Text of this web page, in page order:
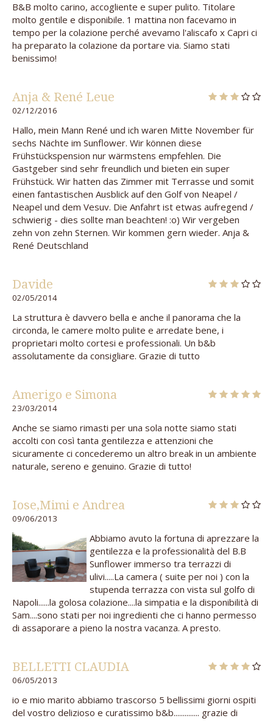
B&B molto carino, accogliente e super pulito. Titolare
molto gentile e disponibile. 1 mattina non facevamo in
tempo per la colazione perché avevamo l'aliscafo x Capri ci
ha preparato la colazione da portare via. Siamo stati
benissimo!
Anja & René Leue
02/12/2016
Hallo, mein Mann René und ich waren Mitte November für
sechs Nächte im Sunflower. Wir können diese
Frühstückspension nur wärmstens empfehlen. Die
Gastgeber sind sehr freundlich und bieten ein super
Frühstück. Wir hatten das Zimmer mit Terrasse und somit
einen fantastischen Ausblick auf den Golf von Neapel /
Neapel und dem Vesuv. Die Anfahrt ist etwas aufregend /
schwierig - dies sollte man beachten! :o) Wir vergeben
zehn von zehn Sternen. Wir kommen gern wieder. Anja &
René Deutschland
Davide
02/05/2014
La struttura è davvero bella e anche il panorama che la
circonda, le camere molto pulite e arredate bene, i
proprietari molto cortesi e professionali. Un b&b
assolutamente da consigliare. Grazie di tutto
Amerigo e Simona
23/03/2014
Anche se siamo rimasti per una sola notte siamo stati
accolti con così tanta gentilezza e attenzioni che
sicuramente ci concederemo un altro break in un ambiente
naturale, sereno e genuino. Grazie di tutto!
Iose,Mimi e Andrea
09/06/2013
Abbiamo avuto la fortuna di aprezzare la
gentilezza e la professionalità del B.B
Sunflower immerso tra terrazzi di
ulivi.....La camera ( suite per noi ) con la
stupenda terrazza con vista sul golfo di
Napoli......la golosa colazione....la simpatia e la disponibilità di
Sam....sono stati per noi ingredienti che ci hanno permesso
di assaporare a pieno la nostra vacanza. A presto.
BELLETTI CLAUDIA
06/05/2013
io e mio marito abbiamo trascorso 5 bellissimi giorni ospiti
del vostro delizioso e curatissimo b&b.............. grazie di